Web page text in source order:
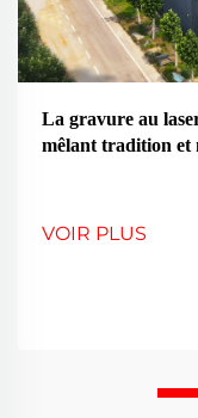
La gravure au
mêlant tradition et
VOIR PLUS